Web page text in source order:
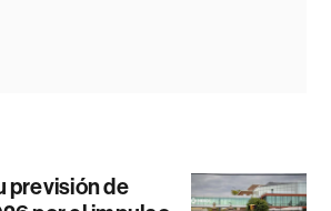
previsión de